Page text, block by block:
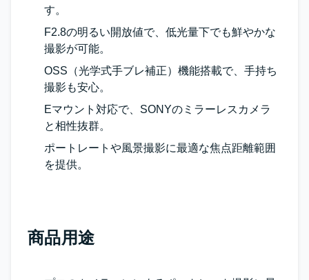
す。
F2.8の明るい開放値で、低光量下でも鮮やかな
撮影が可能。
OSS（光学式手ブレ補正）機能搭載で、手持ち
撮影も安心。
Eマウント対応で、SONYのミラーレスカメラ
と相性抜群。
ポートレートや風景撮影に最適な焦点距離範囲
を提供。
商品用途